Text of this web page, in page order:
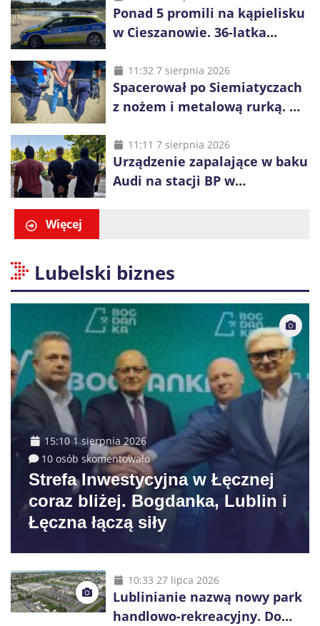
Ponad 5 promili na kąpielisku
w Cieszanowie. 36-latka
z wody
11:32 7 sierpnia 2026
Spacerował po Siemiatyczach
z nożem i metalową rurką. W
alkohol i perfumy
11:11 7 sierpnia 2026
Urządzenie zapalające w baku
Audi na stacji BP w
Więcej
Lubelski biznes
15:10 1 sierpnia 2026
10 osób skomentowało
Strefa Inwestycyjna w Łęcznej
coraz bliżej. Bogdanka, Lublin i
Łęczna łączą siły
10:33 27 lipca 2026
Lublinianie nazwą nowy park
handlowo-rekreacyjny. Do